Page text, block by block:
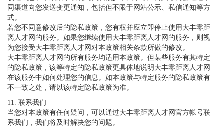
同渠道向您发送变更通知，包括但不限于网站公示、私信通知等方
式。
若您不同意修改后的隐私政策，您有权并应立即停止使用大丰零距
离人才网的服务。如果您继续使用大丰零距离人才网的服务，则视
为您接受大丰零距离人才网对本政策相关条款所做的修改。
大丰零距离人才网的所有服务均适用本政策。但某些服务有其特定
的隐私政策，该等特定的隐私政策更具体地说明大丰零距离人才网
在该服务中如何处理您的信息。如本政策与特定服务的隐私政策有
不一致之处，请以该特定隐私政策为准。
11. 联系我们
当您对本政策有任何疑问，可以通过大丰零距离人才网官方帐号联
系我们，我们将及时解决您的问题。